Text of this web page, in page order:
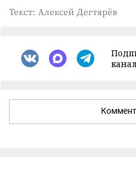
Текст: Алексей Дегтярёв